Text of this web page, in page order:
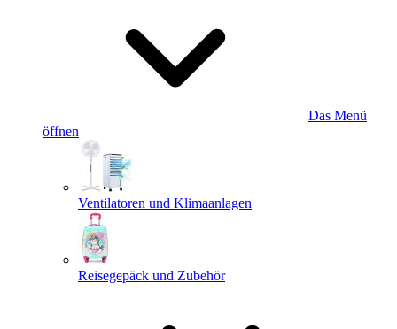
Das Menü
öffnen
Ventilatoren und Klimaanlagen
Reisegepäck und Zubehör